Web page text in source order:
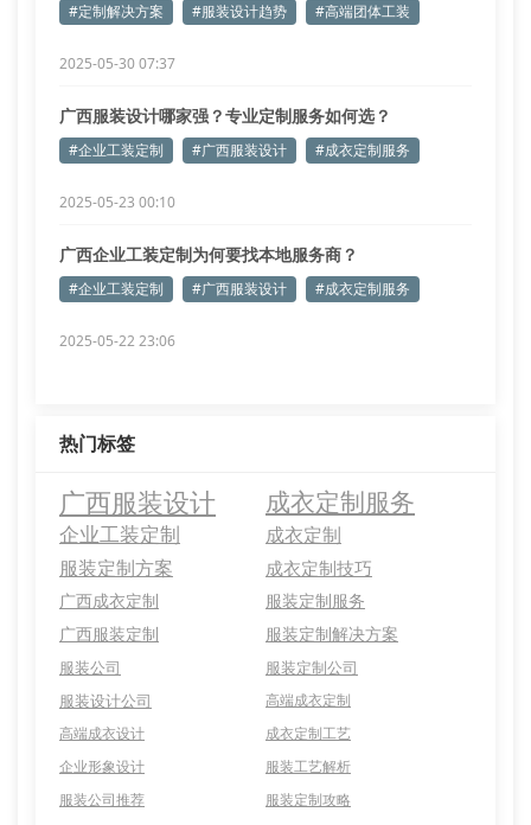
#定制解决方案 #服装设计趋势 #高端团体工装
2025-05-30 07:37
广西服装设计哪家强？专业定制服务如何选？
#企业工装定制 #广西服装设计 #成衣定制服务
2025-05-23 00:10
广西企业工装定制为何要找本地服务商？
#企业工装定制 #广西服装设计 #成衣定制服务
2025-05-22 23:06
热门标签
广西服装设计 成衣定制服务
企业工装定制 成衣定制
服装定制方案 成衣定制技巧
广西成衣定制
服装定制服务
广西服装定制
服装定制解决方案
服装公司
服装定制公司
服装设计公司
高端成衣定制
高端成衣设计
成衣定制工艺
企业形象设计
服装工艺解析
服装公司推荐
服装定制攻略